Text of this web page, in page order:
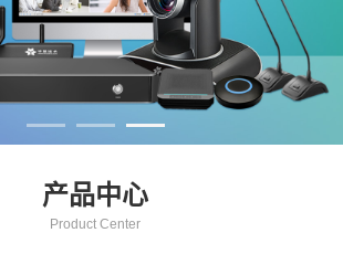
产品中心
Product Center